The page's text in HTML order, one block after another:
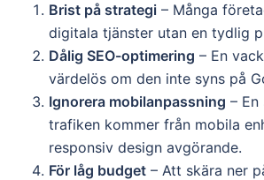
Brist på strategi – Många
digitala tjänster utan en tydlig
Dålig SEO-optimering – En
värdelös om den inte syns på
Ignorera mobilanpassning –
trafiken kommer från mobila
responsiv design avgörande.
För låg budget – Att skära ner